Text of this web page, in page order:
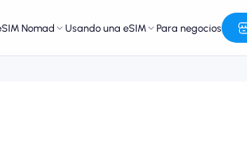
Nomad Usando una eSIM Para negocios